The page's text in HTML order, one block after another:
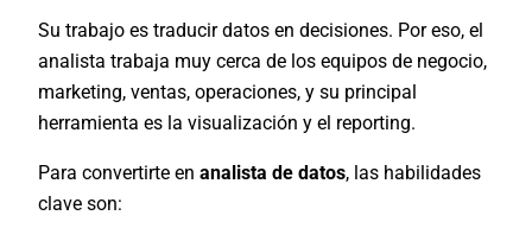
Su trabajo es traducir datos en decisiones. Por eso, el
analista trabaja muy cerca de los equipos de negocio,
marketing, ventas, operaciones, y su principal
herramienta es la visualización y el reporting.
Para convertirte enanalista de datos, las habilidades
clave son: